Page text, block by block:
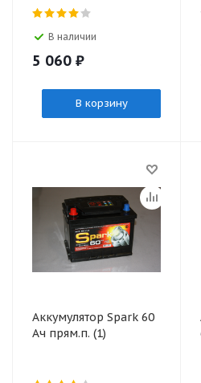
В наличии
5 060 ₽
В корзину
Аккумулятор Spark 60
Ач прям.п. (1)